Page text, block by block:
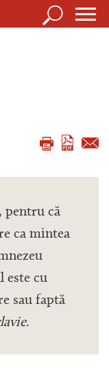
Căutare
pentru că
ca mintea
este cu
sau faptă
.